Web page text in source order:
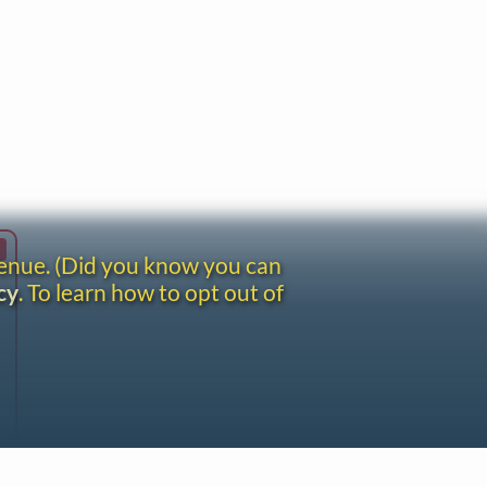
(Did you know you can
. To learn how to opt out of